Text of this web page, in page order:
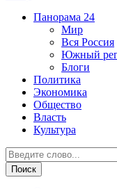
Панорама 24
Мир
Вся Россия
Южный
Блоги
Политика
Экономика
Общество
Власть
Культура